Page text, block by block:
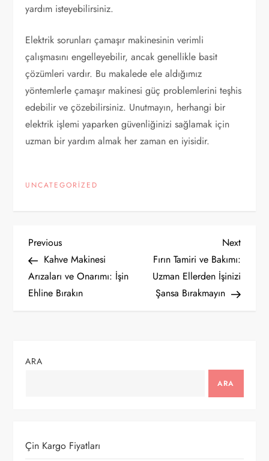
yardım isteyebilirsiniz.
Elektrik sorunları çamaşır makinesinin verimli
çalışmasını engelleyebilir, ancak genellikle basit
çözümleri vardır. Bu makalede ele aldığımız
yöntemlerle çamaşır makinesi güç problemlerini teşhis
edebilir ve çözebilirsiniz. Unutmayın, herhangi bir
elektrik işlemi yaparken güvenliğinizi sağlamak için
uzman bir yardım almak her zaman en iyisidir.
UNCATEGORIZED
Y
a
z
g
i
Previous
Post
Previous
Kahve Makinesi
Arızaları ve Onarımı: İşin
Ehline Bırakın
Next
Post
Next
Fırın Tamiri ve Bakımı:
Uzman Ellerden İşinizi
Şansa Bırakmayın
ARA
ARA
Çin Kargo Fiyatları